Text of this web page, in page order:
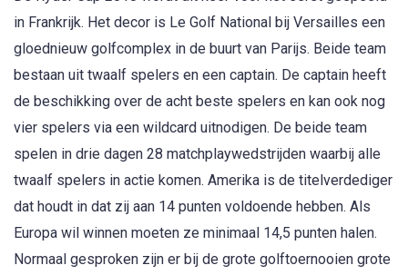
in Frankrijk. Het decor is Le Golf National bij Versailles een
gloednieuw golfcomplex in de buurt van Parijs. Beide team
bestaan uit twaalf spelers en een captain. De captain heeft
de beschikking over de acht beste spelers en kan ook nog
vier spelers via een wildcard uitnodigen. De beide team
spelen in drie dagen 28 matchplaywedstrijden waarbij alle
twaalf spelers in actie komen. Amerika is de titelverdediger
dat houdt in dat zij aan 14 punten voldoende hebben. Als
Europa wil winnen moeten ze minimaal 14,5 punten halen.
Normaal gesproken zijn er bij de grote golftoernooien grote